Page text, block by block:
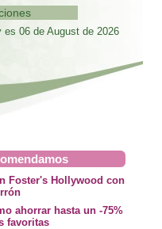
es 06 de August de 2026
Foster's Hollywood con
ahorrar hasta un -75%
favoritas